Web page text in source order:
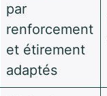
par
renforcement
et étirement
adaptés